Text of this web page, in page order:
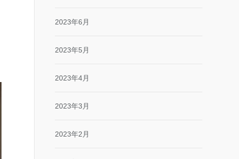
2023年6月
2023年5月
2023年4月
2023年3月
2023年2月